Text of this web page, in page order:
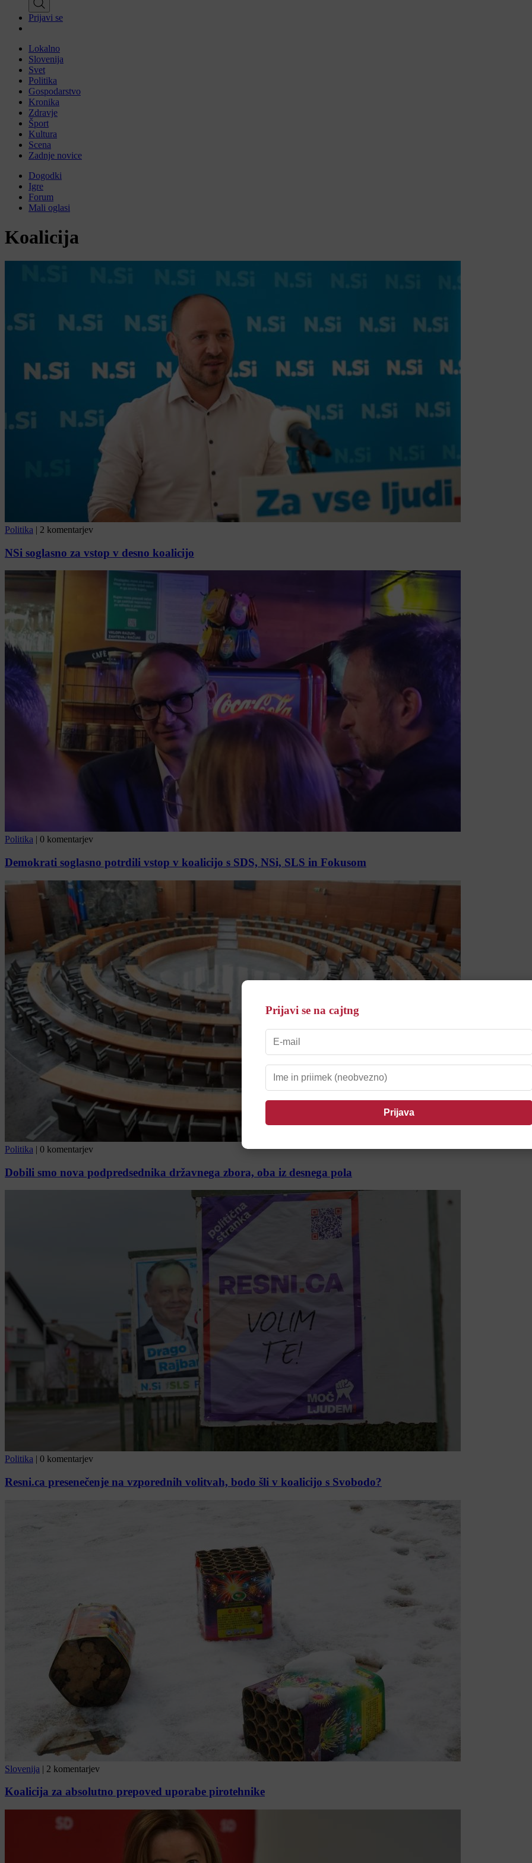
Prijavi se
Lokalno
Slovenija
Svet
Politika
Gospodarstvo
Kronika
Zdravje
Šport
Kultura
Scena
Zadnje novice
Dogodki
Igre
Forum
Mali oglasi
Koalicija
Politika | 2 komentarjev
NSi soglasno za vstop v desno koalicijo
Politika 0 komentarjev
Demokrati soglasno potrdili vstop v koalicijo s SDS, NSi, SLS in Fokusom
Politika | 0 komentarjev
Dobili smo nova podpredsednika državnega zbora, oba iz desnega pola
Politika | 0 komentarjev
Resni.ca presenečenje na vzporednih volitvah, bodo šli v koalicijo s Svobodo?
Slovenija | 2 komentarjev
Koalicija za absolutno prepoved uporabe pirotehnike
Prijavi se na cajtng